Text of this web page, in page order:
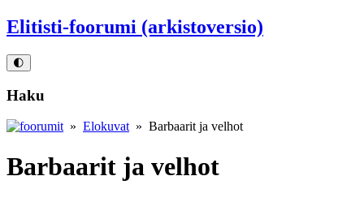
Elitisti-foorumi (arkistoversio)
🌓
Haku
» Elokuvat » Barbaarit ja velhot
Barbaarit ja velhot